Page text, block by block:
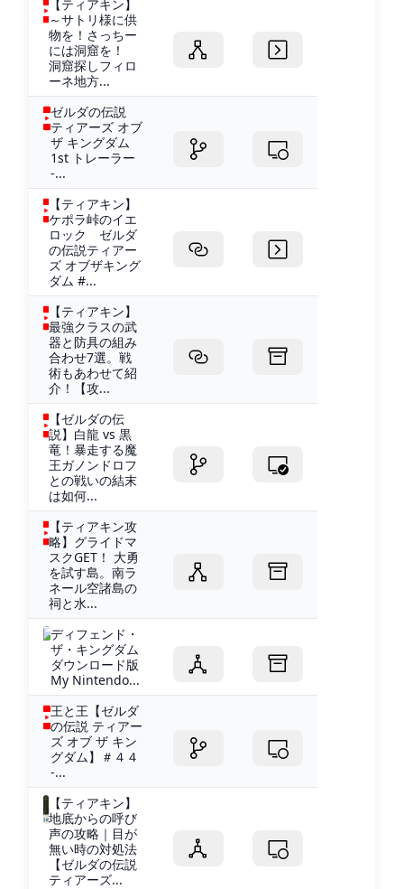
【ティアキン】
～サトリ様に供
物を！さっちー
には洞窟を！
洞窟探しフィロ
ーネ地方...
ゼルダの伝説
ティアーズ オブ
ザ キングダム
1st トレーラー
-...
【ティアキン】
ケポラ峠のイエ
ロック ゼルダ
の伝説ティアー
ズ オブザキング
ダム #...
【ティアキン】
最強クラスの武
器と防具の組み
合わせ7選。戦
術もあわせて紹
介！【攻...
【ゼルダの伝
説】白龍 vs 黒
竜！暴走する魔
王ガノンドロフ
との戦いの結末
は如何...
【ティアキン攻
略】グライドマ
スクGET！ 大勇
を試す島。南ラ
ネール空諸島の
祠と水...
ディフェンド・
ザ・キングダム
ダウンロード版
My Nintendo...
王と王【ゼルダ
の伝説 ティアー
ズ オブ ザ キン
グダム】＃４４
-...
【ティアキン】
地底からの呼び
声の攻略｜目が
無い時の対処法
【ゼルダの伝説
ティアーズ...